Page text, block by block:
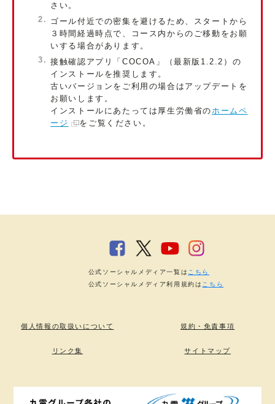
さい。
ゴール付近での密集を避けるため、スタートから
３時間経過時点で、コース内からのご移動をお願
いする場合があります。
接触確認アプリ「COCOA」（最新版1.2.2）の
インストールを推奨します。
古いバージョンをご利用の場合はアップデートを
お願いします。
インストールにあたっては厚生労働省の ホームペ
ージ
をご覧ください。
個人情報の取扱いについて 規約・免責事項
リンク集 サイトマップ
公式ソーシャルメディア一覧は こちら
公式ソーシャルメディア利用規約は こちら